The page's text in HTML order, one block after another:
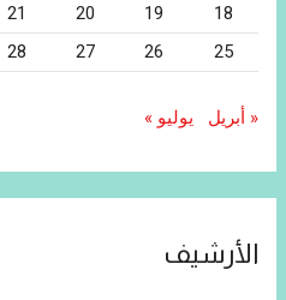
18
19
20
21
25
26
27
28
« أبريل يوليو »
الأرشيف